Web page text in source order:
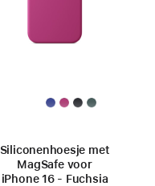
Siliconenhoesje met
MagSafe voor
iPhone 16 - Fuchsia